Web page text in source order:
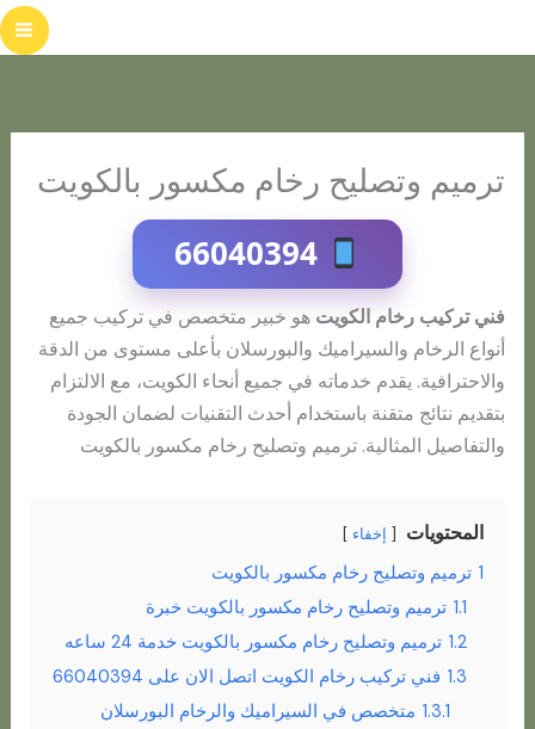
ترميم وتصليح رخام مكسور بالكويت
66040394
فني تركيب رخام الكويت هو خبير متخصص في تركيب جميع
أنواع الرخام والسيراميك والبورسلان بأعلى مستوى من الدقة
والاحترافية. يقدم خدماته في جميع أنحاء الكويت، مع الالتزام
بتقديم نتائج متقنة باستخدام أحدث التقنيات لضمان الجودة
والتفاصيل المثالية. ترميم وتصليح رخام مكسور بالكويت
المحتويات إخفاء
1 ترميم وتصليح رخام مكسور بالكويت
1.1 ترميم وتصليح رخام مكسور بالكويت خبرة
1.2 ترميم وتصليح رخام مكسور بالكويت خدمة 24 ساعه
1.3 فني تركيب رخام الكويت اتصل الان على 66040394
1.3.1 متخصص في السيراميك والرخام البورسلان